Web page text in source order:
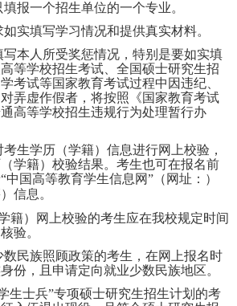
填报一个招生单位的一个专业。
如实填写学习情况和提供真实材料。
写本人所受奖惩情况，特别是要如实填
等学校招生考试、全国硕士研究生招
考试等国家教育考试过程中因违纪、
弄虚作假者，将按照《国家教育考试
高等学校招生违规行为处理暂行办
考生学历（学籍）信息进行网上校验，
学籍）校验结果。考生也可在报名前
国高等教育学生信息网”（网址： ）
信息。
籍）网上校验的考生应在我校规定时间
验。
数民族照顾政策的考生，在网上报名时
份，且申请定向就业少数民族地区。
生士兵”专项硕士研究生招生计划的考